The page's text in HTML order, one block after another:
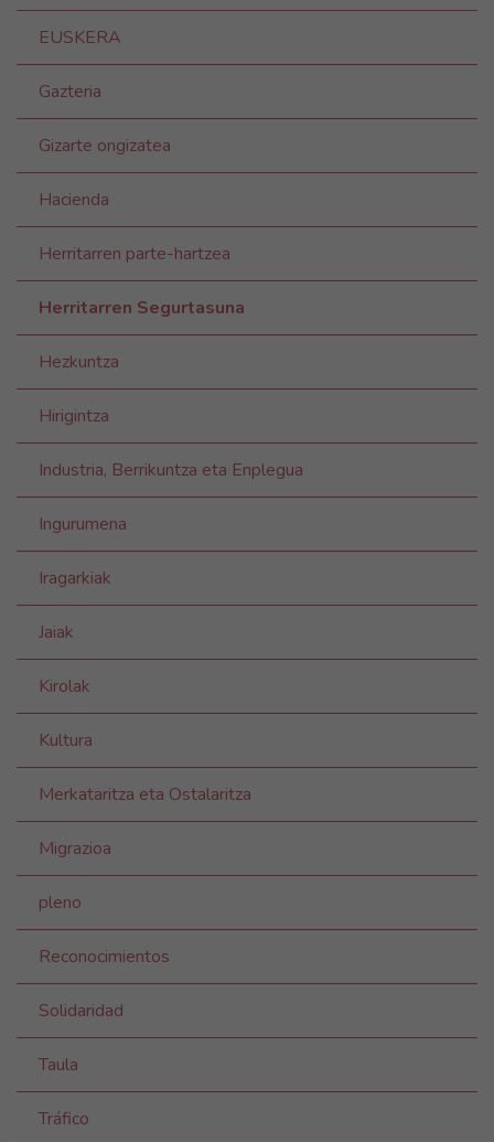
EUSKERA
Gazteria
Gizarte ongizatea
Hacienda
Herritarren parte-hartzea
Herritarren Segurtasuna
Hezkuntza
Hirigintza
Industria, Berrikuntza eta Enplegua
Ingurumena
Iragarkiak
Jaiak
Kirolak
Kultura
Merkataritza eta Ostalaritza
Migrazioa
pleno
Reconocimientos
Solidaridad
Taula
Tráfico